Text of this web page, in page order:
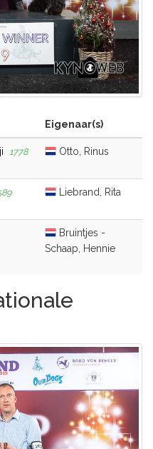
Eigenaar(s)
1778 Otto, Rinus
Liebrand, Rita
Bruintjes -
Schaap, Hennie